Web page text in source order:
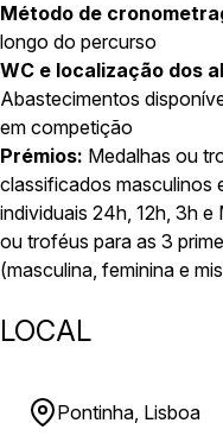
Método de
longo do percurso
WC e localização dos
Abastecimentos
em competição
Prémios: Medalhas ou
classificados masculinos
individuais 24h, 12h, 3h
ou troféus para as 3
(masculina, feminina e
LOCAL
Pontinha, Lisboa